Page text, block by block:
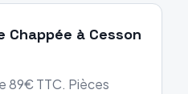
à Cesson
89€ TTC. Pièces